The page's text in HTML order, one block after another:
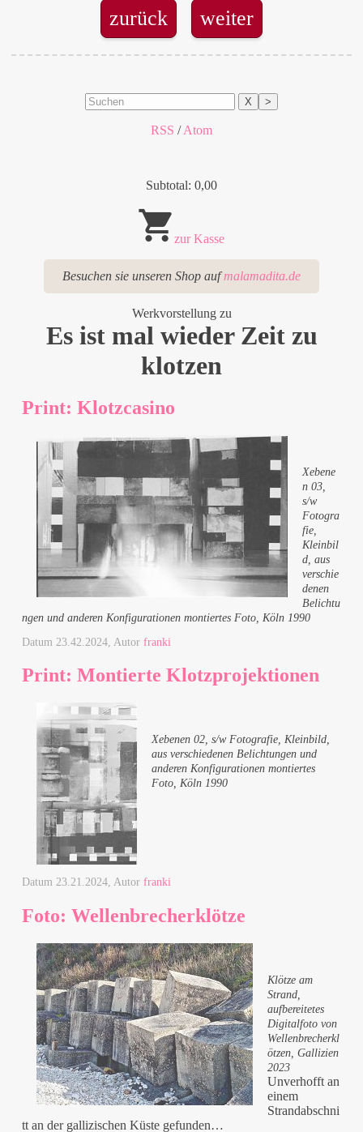
zurück weiter
X >
RSS /Atom
Subtotal: 0,00
zur Kasse
Besuchen sie unseren Shop aufmalamadita.de
Werkvorstellung zu
Es ist mal wieder Zeit zu
klotzen
Print: Klotzcasino
Xebene
n 03,
s/w
Fotogra
fie,
Kleinbil
d, aus
verschie
denen
Belichtu
ngen und anderen Konfigurationen montiertes Foto, Köln 1990
Datum 23.42.2024 , Autorfranki
Print: Montierte Klotzprojektionen
Xebenen 02, s/w Fotografie, Kleinbild,
aus verschiedenen Belichtungen und
anderen Konfigurationen montiertes
Foto, Köln 1990
Datum23.21.2024, Autorfranki
Foto: Wellenbrecherklötze
Klötze am
Strand,
aufbereitetes
Digitalfoto von
Wellenbrecherkl
ötzen, Gallizien
2023
Unverhofft an
einem
Strandabschni
tt an der gallizischen Küste gefunden…